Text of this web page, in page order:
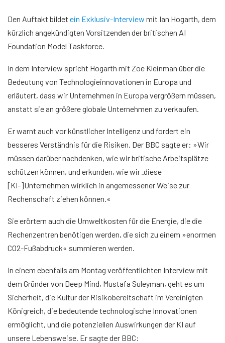
Den Auftakt bildet ein Exklusiv-Interview mit Ian Hogarth, dem
kürzlich angekündigten Vorsitzenden der britischen AI
Foundation Model Taskforce.
In dem Interview spricht Hogarth mit Zoe Kleinman über die
Bedeutung von Technologieinnovationen in Europa und
erläutert, dass wir Unternehmen in Europa vergrößern müssen,
anstatt sie an größere globale Unternehmen zu verkaufen.
Er warnt auch vor künstlicher Intelligenz und fordert ein
besseres Verständnis für die Risiken. Der BBC sagte er: »Wir
müssen darüber nachdenken, wie wir britische Arbeitsplätze
schützen können, und erkunden, wie wir „diese
[KI-]Unternehmen wirklich in angemessener Weise zur
Rechenschaft ziehen können.«
Sie erörtern auch die Umweltkosten für die Energie, die die
Rechenzentren benötigen werden, die sich zu einem »enormen
CO2-Fußabdruck« summieren werden.
In einem ebenfalls am Montag veröffentlichten Interview mit
dem Gründer von Deep Mind, Mustafa Suleyman, geht es um
Sicherheit, die Kultur der Risikobereitschaft im Vereinigten
Königreich, die bedeutende technologische Innovationen
ermöglicht, und die potenziellen Auswirkungen der KI auf
unsere Lebensweise. Er sagte der BBC: